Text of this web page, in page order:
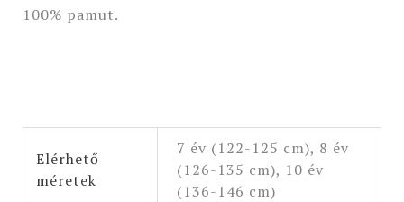
100% pamut.
Elérhető
méretek
7 év (122-125 cm), 8 év
(126-135 cm), 10 év
(136-146 cm)